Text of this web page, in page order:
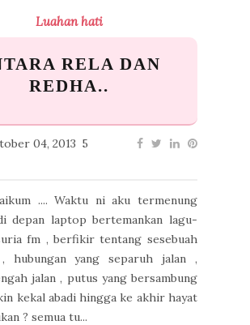
Luahan hati
RELA DAN
REDHA..
04, 2013 5
.... Waktu ni aku termenung
depan laptop bertemankan lagu-
fm , berfikir tentang sesebuah
, hubungan yang separuh jalan ,
jalan , putus yang bersambung
kekal abadi hingga ke akhir hayat
? semua tu...